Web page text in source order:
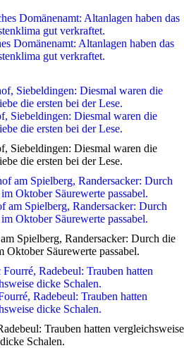
Domänenamt: Altanlagen haben das
gut verkraftet.
Siebeldingen: Diesmal waren die
die ersten bei der Lese.
Siebeldingen: Diesmal waren die
die ersten bei der Lese.
am Spielberg, Randersacker: Durch
Oktober Säurewerte passabel.
Spielberg, Randersacker: Durch die
Oktober Säurewerte passabel.
Radebeul: Trauben hatten
dicke Schalen.
Trauben hatten vergleichsweise
dicke Schalen.